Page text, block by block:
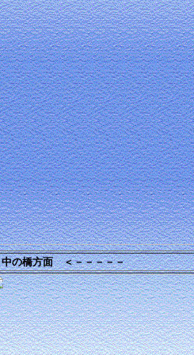
中の橋方面 ＜－－－－－